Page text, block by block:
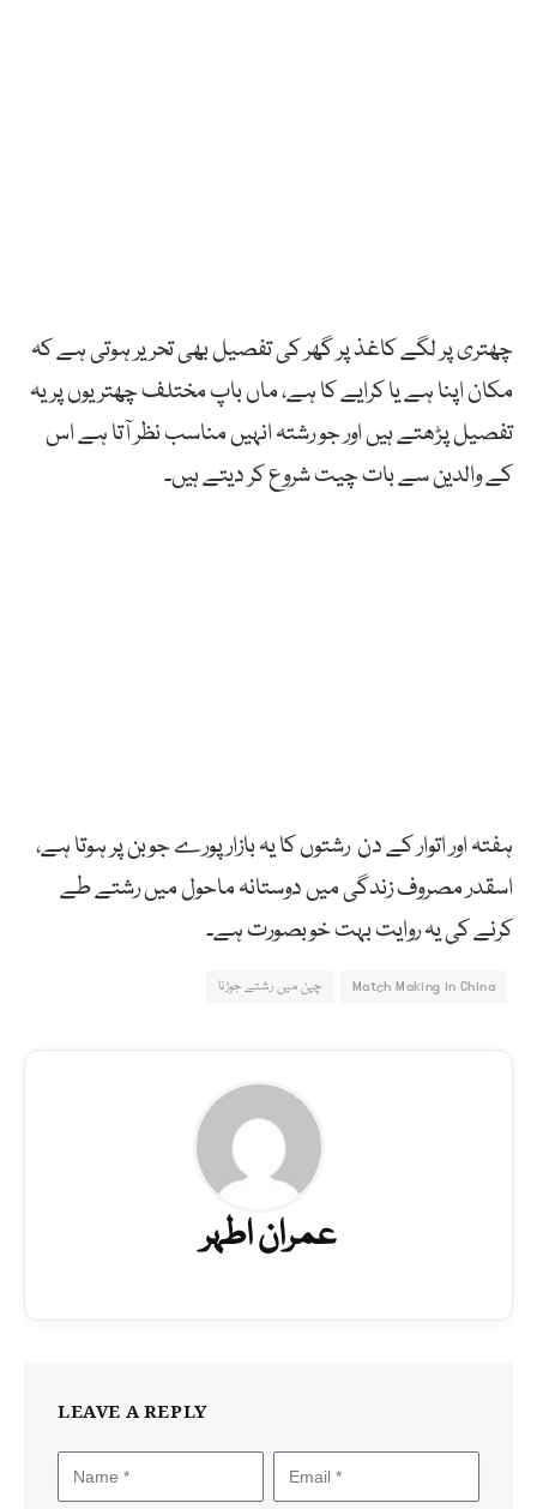
چھتری پر لگے کاغذ پر گھر کی تفصیل بھی تحریر ہوتی ہے کہ
مکان اپنا ہے یا کرایے کا ہے، ماں باپ مختلف چھتریوں پر یہ
تفصیل پڑھتے ہیں اور جو رشتہ انہیں مناسب نظر آتا ہے اس
کے والدین سے بات چیت شروع کر دیتے ہیں۔
ہفتہ اور اتوار کے دن رشتوں کا یہ بازار پورے جوبن پر ہوتا ہے،
اسقدر مصروف زندگی میں دوستانہ ماحول میں رشتے طے
کرنے کی یہ روایت بہت خوبصورت ہے۔
Match Making in China چین میں رشتے جوڑنا
عمران اطہر
LEAVE A REPLY